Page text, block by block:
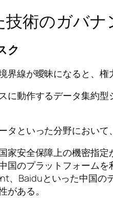
技術のガバ
ク
界線が曖昧になると、権
に動作するデータ集約
タといった分野において
家安全保障上の機密指
国のプラットフォーム
、Baiduといった中国の
がある。